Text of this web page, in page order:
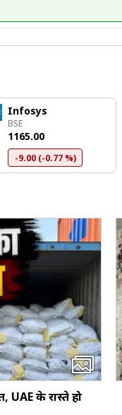
Infosys
BSE
₹1165.00
-9.00 (-0.77 %)
UAE के रास्ते हो